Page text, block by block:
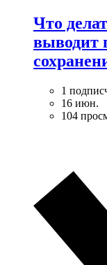
Что
выводит
1
16 июн.
104